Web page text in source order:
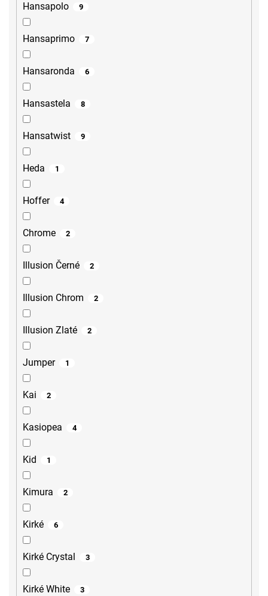
Hansapolo 9
Hansaprimo 7
Hansaronda 6
Hansastela 8
Hansatwist 9
Heda 1
Hoffer 4
Chrome 2
Illusion Černé 2
Illusion Chrom 2
Illusion Zlaté 2
Jumper 1
Kai 2
Kasiopea 4
Kid 1
Kimura 2
Kirké 6
Kirké Crystal 3
Kirké White 3